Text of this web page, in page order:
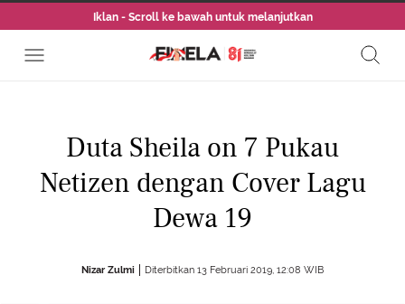
Iklan - Scroll ke bawah untuk melanjutkan
Duta Sheila on 7 Pukau
Netizen dengan Cover Lagu
Dewa 19
Nizar Zulmi Diterbitkan 13 Februari 2019, 12:08 WIB